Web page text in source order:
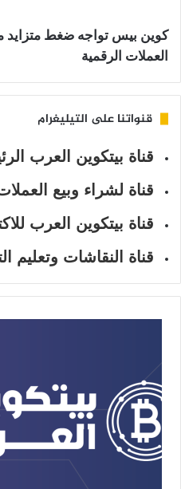
كوين بيس تواجه ضغط
العملات الرقمية
قنواتنا على التيليغرام
قناة بيتكوين العرب
قناة لشراء وبيع
قناة بيتكوين العرب
قناة النقاشات وتعليم